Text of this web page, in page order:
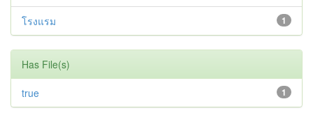
1
โรงแรม
Has File(s)
1
true